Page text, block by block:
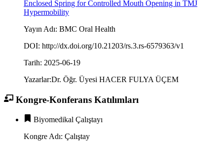
Enclosed Spring for Controlled Mouth Opening in TMJ
Hypermobility
Yayın Adı: BMC Oral Health
DOI: http://dx.doi.org/10.21203/rs.3.rs-6579363/v1
Tarih: 2025-06-19
Yazarlar:Dr. Öğr. Üyesi HACER FULYA ÜÇEM
Kongre-Konferans Katılımları
Biyomedikal Çalıştayı
Kongre Adı: Çalıştay